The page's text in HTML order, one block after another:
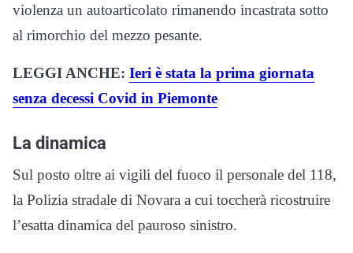
violenza un autoarticolato rimanendo incastrata sotto
al rimorchio del mezzo pesante.
LEGGI ANCHE: Ieri è stata la prima giornata
senza decessi Covid in Piemonte
La dinamica
Sul posto oltre ai vigili del fuoco il personale del 118,
la Polizia stradale di Novara a cui toccherà ricostruire
l’esatta dinamica del pauroso sinistro.